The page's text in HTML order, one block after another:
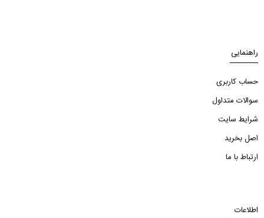
راهنمایی
حساب کاربری
سوالات متداول
شرایط سایت
اصل بخرید
ارتباط با ما
اطلاعات